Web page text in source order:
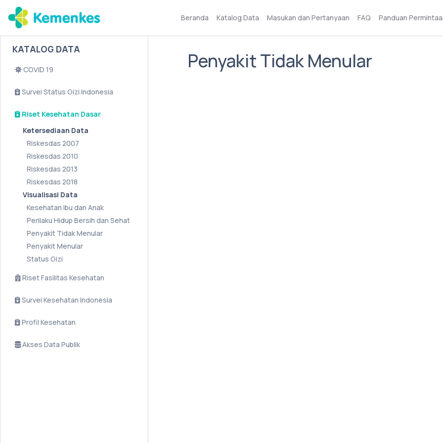
Beranda Katalog Data Masukan dan Pertanyaan FAQ Panduan
KATALOG DATA
COVID 19
Survei Status Gizi Indonesia
Riset Kesehatan Dasar
Ketersediaan Data
Riskesdas 2007
Riskesdas 2010
Riskesdas 2013
Riskesdas 2018
Visualisasi Data
Kesehatan Ibu dan Anak
Perilaku Hidup Bersih dan Sehat
Penyakit Tidak Menular
Penyakit Menular
Status Gizi
Riset Fasilitas Kesehatan
Survei Kesehatan Indonesia
Profil Kesehatan
Akses Data Publik
Penyakit Tidak Menular